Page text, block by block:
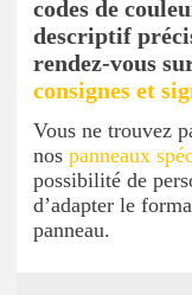
codes de
descriptif
rendez-vous
consignes et
Vous ne trouvez
nos panneaux
possibilité de
d’adapter le
panneau.